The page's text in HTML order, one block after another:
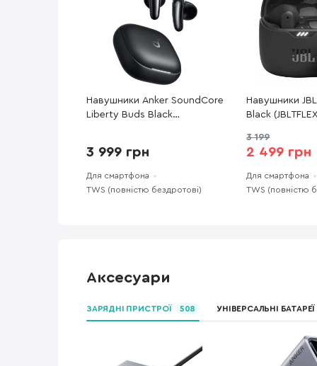
Навушники Anker SoundCore
Liberty Buds Black
3 999 грн
Для смартфона
TWS (повністю бездротові)
Навушники
Black
3 199
2 499 грн
Для смартфона
TWS (повністю
Аксесуари
ЗАРЯДНІ ПРИСТРОЇ 508 УНІВЕРСАЛЬНІ БАТАРЕЇ